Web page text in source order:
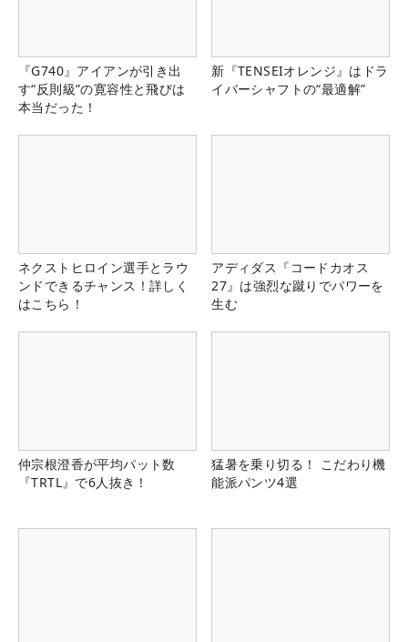
『G740』アイアンが引き出
す“反則級”の寛容性と飛びは
本当だった！
新『TENSEIオレンジ』はドラ
イバーシャフトの“最適解”
ネクストヒロイン選手とラウ
ンドできるチャンス！詳しく
はこちら！
アディダス『コードカオス
27』は強烈な蹴りでパワーを
生む
仲宗根澄香が平均パット数
『TRTL』で6人抜き！
猛暑を乗り切る！ こだわり機
能派パンツ4選